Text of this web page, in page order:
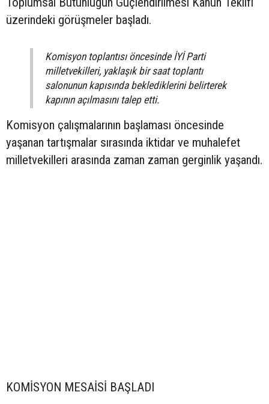
üzerindeki görüşmeler başladı.
Komisyon toplantısı öncesinde İYİ Parti
milletvekilleri, yaklaşık bir saat toplantı
salonunun kapısında beklediklerini belirterek
kapının açılmasını talep etti.
Komisyon çalışmalarının başlaması öncesinde
yaşanan tartışmalar sırasında iktidar ve muhalefet
milletvekilleri arasında zaman zaman gerginlik yaşandı.
KOMİSYON MESAİSİ BAŞLADI